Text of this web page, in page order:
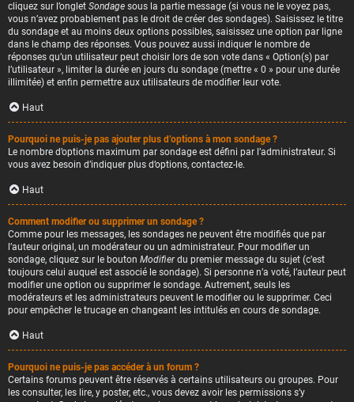
cliquez sur l’onglet Sondage sous la partie message (si vous ne le voyez pas,
vous n’avez probablement pas le droit de créer des sondages). Saisissez le titre
du sondage et au moins deux options possibles, saisissez une option par ligne
dans le champ des réponses. Vous pouvez aussi indiquer le nombre de
réponses qu’un utilisateur peut choisir lors de son vote dans « Option(s) par
l’utilisateur », limiter la durée en jours du sondage (mettre « 0 » pour une durée
illimitée) et enfin permettre aux utilisateurs de modifier leur vote.
Haut
Pourquoi ne puis-je pas ajouter plus d’options à mon sondage ?
Le nombre d’options maximum par sondage est défini par l’administrateur. Si
vous avez besoin d’indiquer plus d’options, contactez-le.
Haut
Comment modifier ou supprimer un sondage ?
Comme pour les messages, les sondages ne peuvent être modifiés que par
l’auteur original, un modérateur ou un administrateur. Pour modifier un
sondage, cliquez sur le bouton Modifierdu premier message du sujet (c’est
toujours celui auquel est associé le sondage). Si personne n’a voté, l’auteur peut
modifier une option ou supprimer le sondage. Autrement, seuls les
modérateurs et les administrateurs peuvent le modifier ou le supprimer. Ceci
pour empêcher le trucage en changeant les intitulés en cours de sondage.
Haut
Pourquoi ne puis-je pas accéder à un forum ?
Certains forums peuvent être réservés à certains utilisateurs ou groupes. Pour
les consulter, les lire, y poster, etc., vous devez avoir les permissions s’y